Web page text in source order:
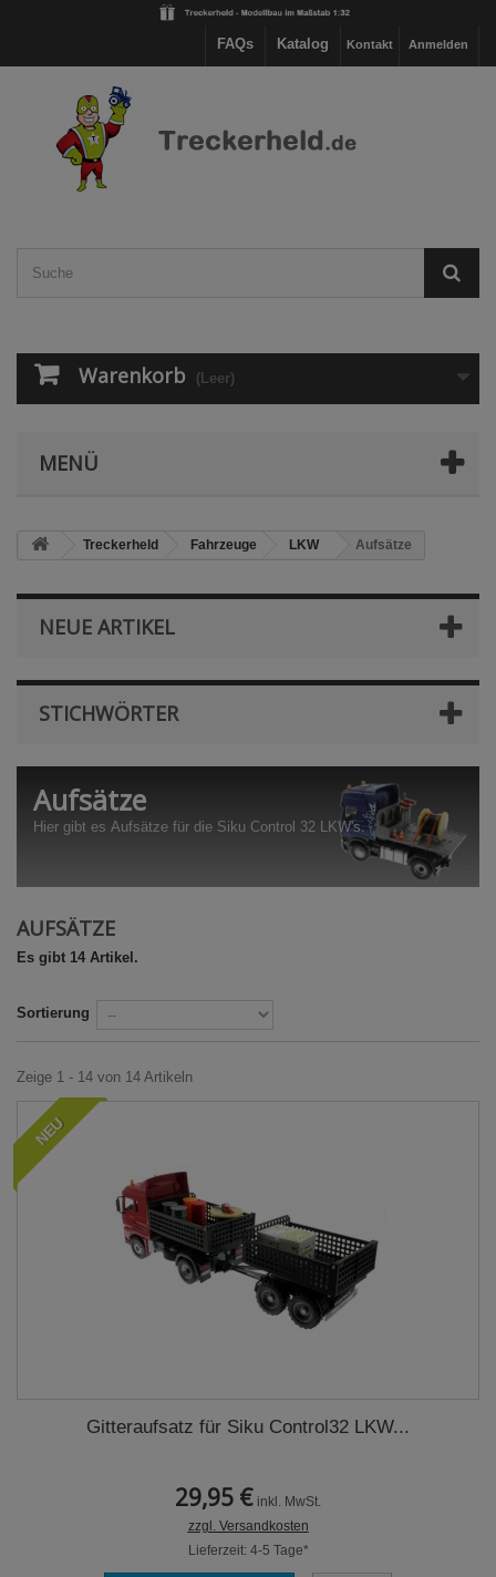
Anmelden
Kontakt
Katalog
FAQs
Warenkorb (Leer)
MENÜ
Treckerheld Fahrzeuge LKW Aufsätze
NEUE ARTIKEL
STICHWÖRTER
Aufsätze
Hier gibt es Aufsätze für die Siku Control 32 LKW's.
AUFSÄTZE
Es gibt 14 Artikel.
Sortierung
Zeige 1 - 14 von 14 Artikeln
NEU
Gitteraufsatz für Siku Control32 LKW...
29,95 € inkl. MwSt.
zzgl. Versandkosten
Lieferzeit: 4-5 Tage*